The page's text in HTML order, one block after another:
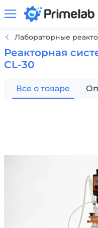
Лабораторные
Реакторная
CL-30
Все о товаре